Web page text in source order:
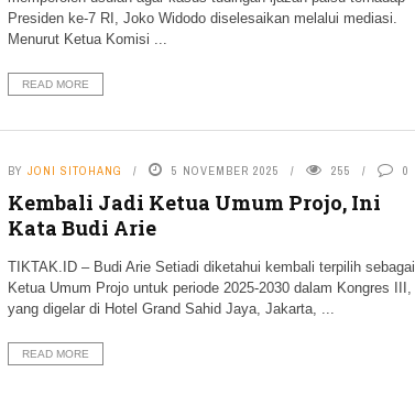
Presiden ke-7 RI, Joko Widodo diselesaikan melalui mediasi.
Menurut Ketua Komisi ...
READ MORE
BY JONI SITOHANG 5 NOVEMBER 2025 255 0
Kembali Jadi Ketua Umum Projo, Ini
Kata Budi Arie
TIKTAK.ID – Budi Arie Setiadi diketahui kembali terpilih sebagai
Ketua Umum Projo untuk periode 2025-2030 dalam Kongres III,
yang digelar di Hotel Grand Sahid Jaya, Jakarta, ...
READ MORE